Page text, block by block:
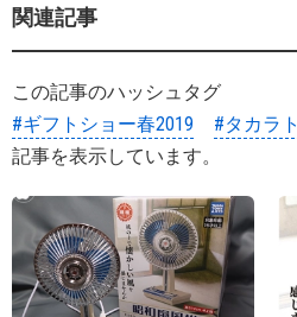
関連記事
この記事のハッシュタグ
#ギフトショー春2019
#タカラ
記事を表示しています。